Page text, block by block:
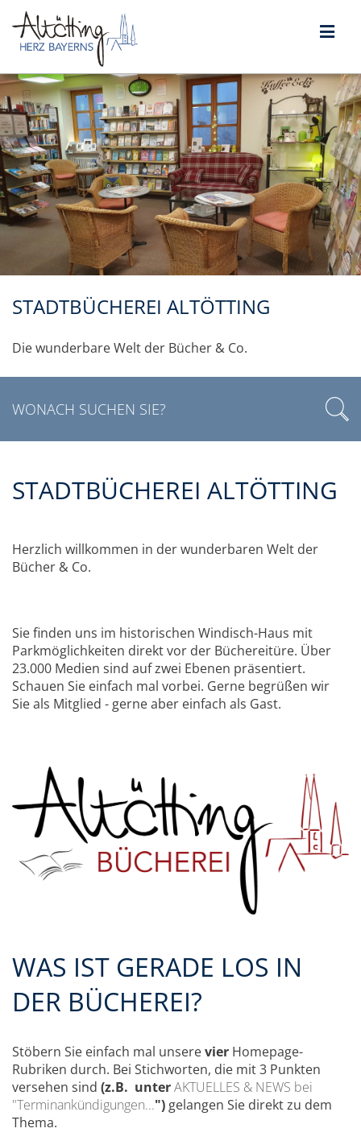
STADTBÜCHEREI ALTÖTTING
Die wunderbare Welt der Bücher & Co.
STADTBÜCHEREI ALTÖTTING
Herzlich willkommen in der wunderbaren Welt der
Bücher & Co.
Sie finden uns im historischen Windisch-Haus mit
Parkmöglichkeiten direkt vor der Büchereitüre. Über
23.000 Medien sind auf zwei Ebenen präsentiert.
Schauen Sie einfach mal vorbei. Gerne begrüßen wir
Sie als Mitglied - gerne aber einfach als Gast.
WAS IST GERADE LOS IN
DER BÜCHEREI?
Stöbern Sie einfach mal unserevier Homepage-
Rubriken durch. Bei Stichworten, die mit 3 Punkten
versehen sind (z.B. unterAKTUELLES & NEWS bei
"Terminankündigungen...") gelangen Sie direkt zu dem
Thema.